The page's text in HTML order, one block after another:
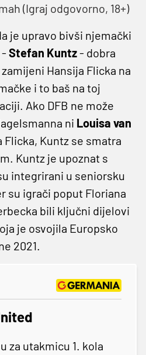
(Igraj odgovorno, 18+)
je upravo bivši njemački
Stefan Kuntz- dobra
Hansija Flicka na
i to baš na toj
Ako DFB ne može
ni Louisa van
Flicka, Kuntz se smatra
Kuntz je upoznat s
integrirani u seniorsku
su igrači poput Floriana
bili ključni dijelovi
je osvojila Europsko
2021.
za utakmicu 1. kola